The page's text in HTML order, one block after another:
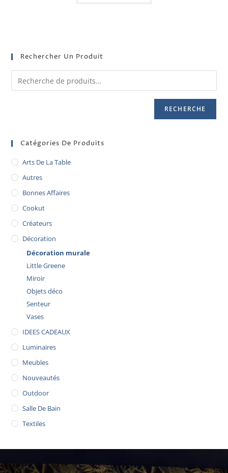
Rechercher Un Produit
RECHERCHE
Catégories De Produits
Arts De La Table
Autres
Bonnes Affaires
Cookut
Créateurs
Décoration
Décoration murale
Little Greene
Miroir
Objets déco
Senteur
Vases
IDEES CADEAUX
Luminaires
Meubles
Nouveautés
Outdoor
Salle De Bain
Textiles